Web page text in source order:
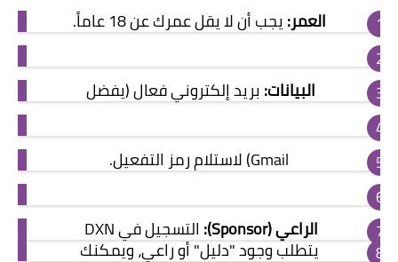
العمر:يجب أن لا يقل عمرك عن 18 عاماً.
البيانات: بريد إلكتروني فعال (يفضل
Gmail) لاستلام رمز التفعيل.
الراعي (Sponsor): التسجيل في DXN
يتطلب وجود "دليل" أو راعي، ويمكنك